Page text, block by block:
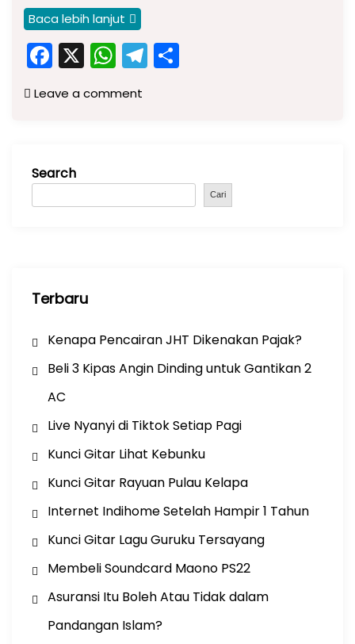
Baca lebih lanjut
F
a
c
o
o
X W
h
a
p
p
T
el
m
Leave a comment
Search
Cari
Terbaru
Kenapa Pencairan JHT Dikenakan Pajak?
Beli 3 Kipas Angin Dinding untuk Gantikan 2
AC
Live Nyanyi di Tiktok Setiap Pagi
Kunci Gitar Lihat Kebunku
Kunci Gitar Rayuan Pulau Kelapa
Internet Indihome Setelah Hampir 1 Tahun
Kunci Gitar Lagu Guruku Tersayang
Membeli Soundcard Maono PS22
Asuransi Itu Boleh Atau Tidak dalam
Pandangan Islam?